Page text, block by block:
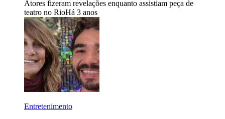
Atores fizeram revelações enquanto assistiam peça de
teatro no RioHá 3 anos
Entretenimento